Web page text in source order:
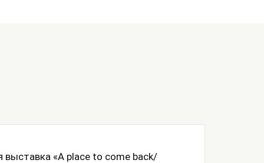
выставка «A place to come back/